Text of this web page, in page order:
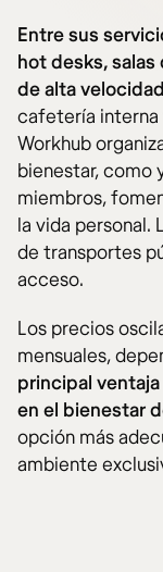
Entre sus
hot desks,
de alta
cafetería interna
Workhub
bienestar, como
miembros,
la vida personal.
de transportes
acceso.
Los precios
mensuales,
principal
en el bienestar
opción más
ambiente